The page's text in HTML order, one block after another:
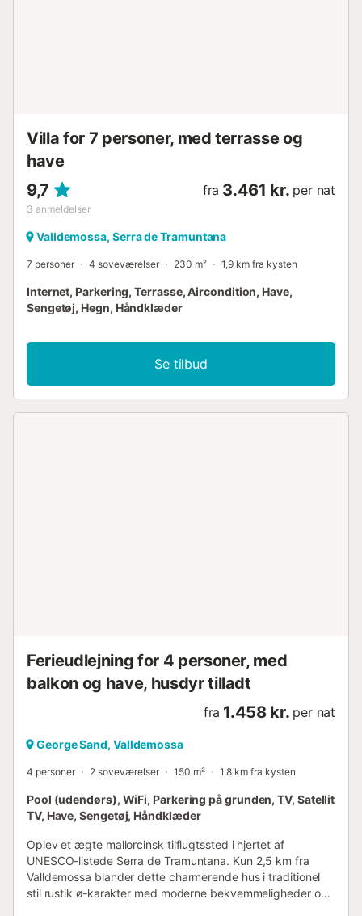
Villa for 7 personer, med terrasse og
have
9,7
3 anmeldelser
fra 3.461 kr. per nat
Valldemossa, Serra de Tramuntana
7 personer 4 soveværelser 230 m² 1,9 km fra kysten
Internet, Parkering, Terrasse, Aircondition, Have,
Sengetøj, Hegn, Håndklæder
Se tilbud
Ferieudlejning for 4 personer, med
balkon og have, husdyr tilladt
fra 1.458 kr. per nat
George Sand, Valldemossa
4 personer 2 soveværelser 150 m² 1,8 km fra kysten
Pool (udendørs), WiFi, Parkering på grunden, TV, Satellit
TV, Have, Sengetøj, Håndklæder
Oplev et ægte mallorcinsk tilflugtssted i hjertet af
UNESCO-listede Serra de Tramuntana. Kun 2,5 km fra
Valldemossa blander dette charmerende hus i traditionel
stil rustik ø-karakter med moderne bekvemmeligheder og